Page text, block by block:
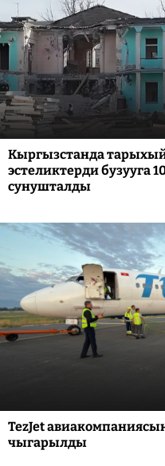
Кыргызстанда
эстеликтерди бузууга
сунушталды
TezJet
чыгарылды